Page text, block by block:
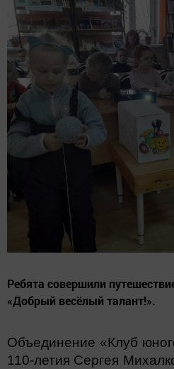
Ребята совершили
«Добрый весёлый талант!».
Объединение «Клуб
110-летия Сергея